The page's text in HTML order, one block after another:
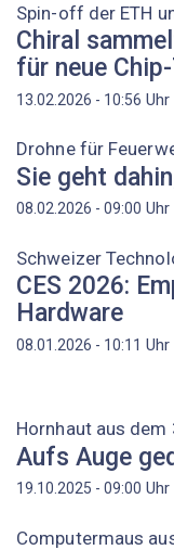
Spin-off der ETH
Chiral
für neue
13.02.2026 - 10:56 Uhr
Drohne für
Sie geht
08.02.2026 - 09:00 Uhr
Schweizer
CES 2026:
Hardware
08.01.2026 - 10:11 Uhr
Hornhaut aus dem
Aufs Auge
19.10.2025 - 09:00 Uhr
Computermaus